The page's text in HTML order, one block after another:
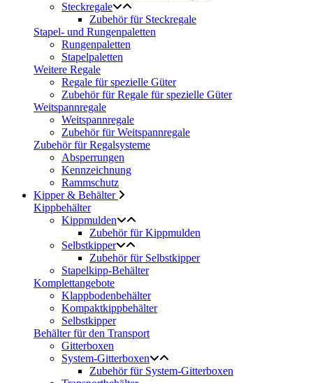
Steckregale
Zubehör für Steckregale
Stapel- und Rungenpaletten
Rungenpaletten
Stapelpaletten
Weitere Regale
Regale für spezielle Güter
Zubehör für Regale für spezielle Güter
Weitspannregale
Weitspannregale
Zubehör für Weitspannregale
Zubehör für Regalsysteme
Absperrungen
Kennzeichnung
Rammschutz
Kipper & Behälter
Kippbehälter
Kippmulden
Zubehör für Kippmulden
Selbstkipper
Zubehör für Selbstkipper
Stapelkipp-Behälter
Komplettangebote
Klappbodenbehälter
Kompaktkippbehälter
Selbstkipper
Behälter für den Transport
Gitterboxen
System-Gitterboxen
Zubehör für System-Gitterboxen